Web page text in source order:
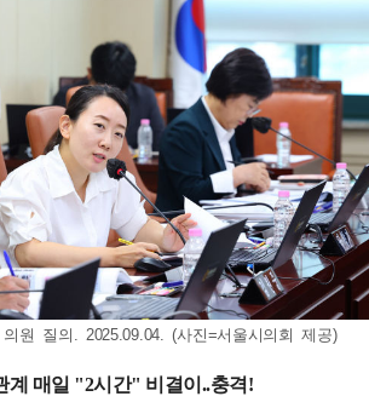
원 질의. 2025.09.04. (사진=서울시의회 제공)